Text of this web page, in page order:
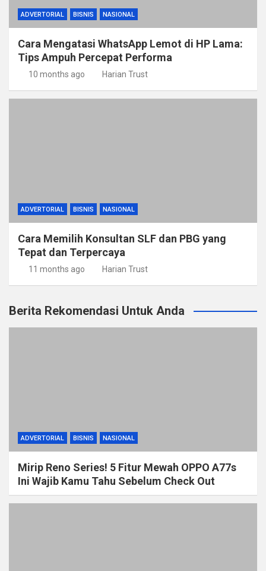
ADVERTORIAL BISNIS NASIONAL
Cara Mengatasi WhatsApp Lemot di HP Lama:
Tips Ampuh Percepat Performa
10 months ago Harian Trust
ADVERTORIAL BISNIS NASIONAL
Cara Memilih Konsultan SLF dan PBG yang
Tepat dan Terpercaya
11 months ago Harian Trust
Berita Rekomendasi Untuk Anda
ADVERTORIAL BISNIS NASIONAL
Mirip Reno Series! 5 Fitur Mewah OPPO A77s
Ini Wajib Kamu Tahu Sebelum Check Out